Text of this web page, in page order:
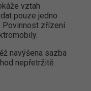
vztah
pouze jedno
Povinnost zřízení
navýšena sazba
nepřetržitě.